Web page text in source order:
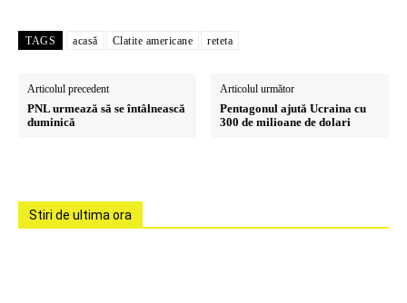
TAGS acasă Clatite americane reteta
Articolul precedent
PNL urmează să se întâlnească
duminică
Articolul următor
Pentagonul ajută Ucraina cu
300 de milioane de dolari
Stiri de ultima ora